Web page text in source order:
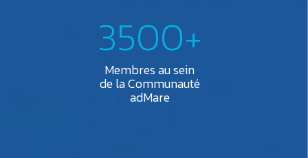
3500+
Membres au sein
de la Communauté
adMare